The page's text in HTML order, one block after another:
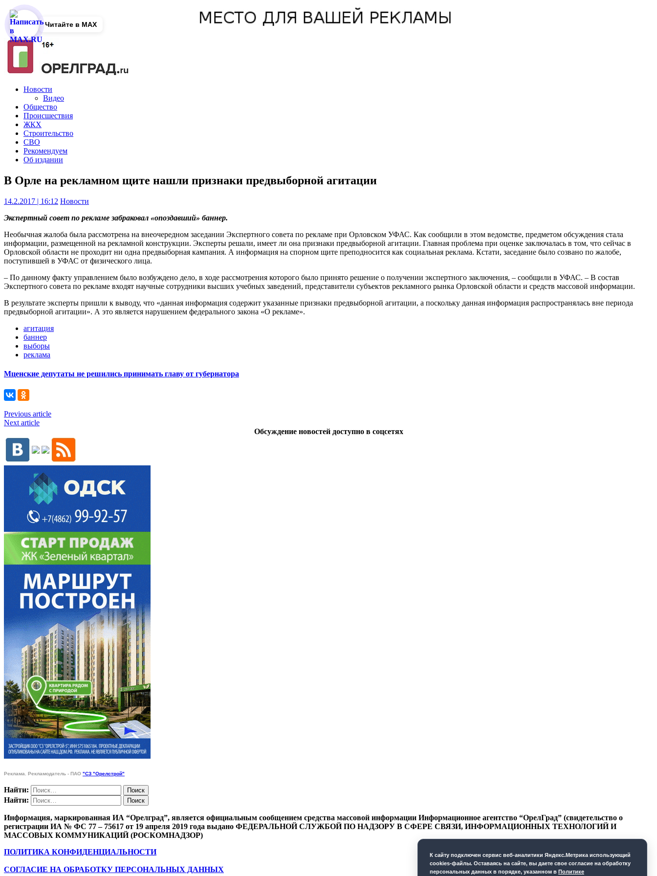
Новости
Видео
Общество
Происшествия
ЖКХ
Строительство
СВО
Рекомендуем
Об издании
В Орле на рекламном щите нашли признаки предвыборной агитации
14.2.2017 | 16:12 Новости
Экспертный совет по рекламе забраковал «опоздавший» баннер.
Необычная жалоба была рассмотрена на внеочередном заседании Экспертного совета по рекламе при Орловском УФАС. Как сообщили в этом ведомстве, предметом обсуждения стала
информации, размещенной на рекламной конструкции. Эксперты решали, имеет ли она признаки предвыборной агитации. Главная проблема при оценке заключалась в том, что сейчас в
Орловской области не проходит ни одна предвыборная кампания. А информация на спорном щите преподносится как социальная реклама. Кстати, заседание было созвано по жалобе,
поступившей в УФАС от физического лица.
– По данному факту управлением было возбуждено дело, в ходе рассмотрения которого было принято решение о получении экспертного заключения, – сообщили в УФАС. – В состав
Экспертного совета по рекламе входят научные сотрудники высших учебных заведений, представители субъектов рекламного рынка Орловской области и средств массовой информации.
В результате эксперты пришли к выводу, что «данная информация содержит указанные признаки предвыборной агитации, а поскольку данная информация распространялась вне периода
предвыборной агитации». А это является нарушением федерального закона «О рекламе».
агитация
баннер
выборы
реклама
Мценские депутаты не решились принимать главу от губернатора
Previous article
Next article
Обсуждение новостей доступно в соцсетях
Реклама. Рекламодатель - ПАО "СЗ "Орелстрой"
Найти:
Найти:
Информация, маркированная ИА “Орелград”, является официальным сообщением средства массовой информации Информационное агентство “ОрелГрад” (свидетельство о
регистрации ИА № ФС 77 – 75617 от 19 апреля 2019 года выдано ФЕДЕРАЛЬНОЙ СЛУЖБОЙ ПО НАДЗОРУ В СФЕРЕ СВЯЗИ, ИНФОРМАЦИОННЫХ ТЕХНОЛОГИЙ И
МАССОВЫХ КОММУНИКАЦИЙ (РОСКОМНАДЗОР)
ПОЛИТИКА КОНФИДЕНЦИАЛЬНОСТИ
СОГЛАСИЕ НА ОБРАБОТКУ ПЕРСОНАЛЬНЫХ ДАННЫХ
Читайте в MAX
К cайту подключен сервис веб-аналитики Яндекс.Метрика использующий
cookies-файлы. Оставаясь на сайте, вы даете свое согласие на обработку
персональных данных в порядке, указанном в Политике